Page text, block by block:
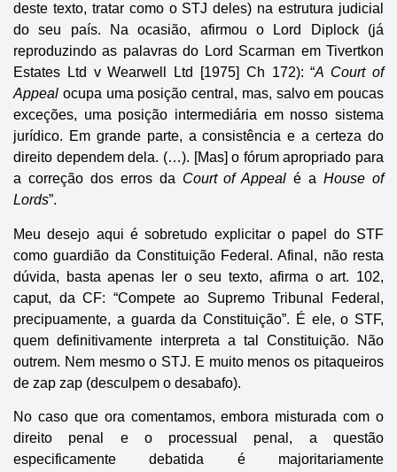
deste texto, tratar como o STJ deles) na estrutura judicial
do seu país. Na ocasião, afirmou o Lord Diplock (já
reproduzindo as palavras do Lord Scarman em Tivertkon
Estates Ltd v Wearwell Ltd [1975] Ch 172): “A Court of
Appeal ocupa uma posição central, mas, salvo em poucas
exceções, uma posição intermediária em nosso sistema
jurídico. Em grande parte, a consistência e a certeza do
direito dependem dela. (…). [Mas] o fórum apropriado para
a correção dos erros da Court of Appeal é aHouse of
Lords”.
Meu desejo aqui é sobretudo explicitar o papel do STF
como guardião da Constituição Federal. Afinal, não resta
dúvida, basta apenas ler o seu texto, afirma o art. 102,
caput, da CF: “Compete ao Supremo Tribunal Federal,
precipuamente, a guarda da Constituição”. É ele, o STF,
quem definitivamente interpreta a tal Constituição. Não
outrem. Nem mesmo o STJ. E muito menos os pitaqueiros
de zap zap (desculpem o desabafo).
No caso que ora comentamos, embora misturada com o
direito penal e o processual penal, a questão
especificamente debatida é majoritariamente